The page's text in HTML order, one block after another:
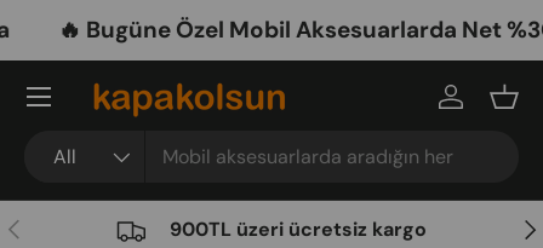
Skip to content
🔥 Bugüne Özel Mobil Aksesuarlarda Net %30
All
Log in
Menu
Previous 900TL üzeri ücretsiz kargo